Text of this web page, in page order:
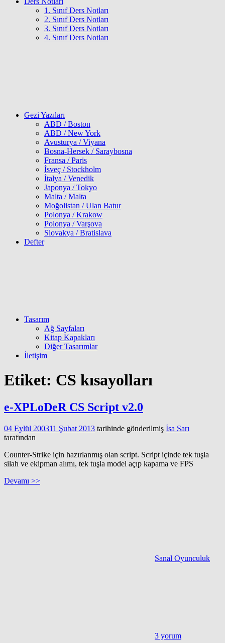
1. Sınıf Ders Notları
2. Sınıf Ders Notları
3. Sınıf Ders Notları
4. Sınıf Ders Notları
Gezi Yazıları
ABD / Boston
ABD / New York
Avusturya / Viyana
Bosna-Hersek / Saraybosna
Fransa / Paris
İsveç / Stockholm
İtalya / Venedik
Japonya / Tokyo
Malta / Malta
Moğolistan / Ulan Batur
Polonya / Krakow
Polonya / Varşova
Slovakya / Bratislava
Defter
Tasarım
Ağ Sayfaları
Kitap Kapakları
Diğer Tasarımlar
İletişim
Etiket: CS kısayolları
e-XPLoDeR CS Script v2.0
04 Eylül 200311 Şubat 2013 tarihinde gönderilmiş İsa Sarı
tarafından
Counter-Strike için hazırlanmış olan script. Script içinde tek tuşla
silah ve ekipman alımı, tek tuşla model açıp kapama ve FPS
Devamı >>
Sanal Oyunculuk
3 yorum